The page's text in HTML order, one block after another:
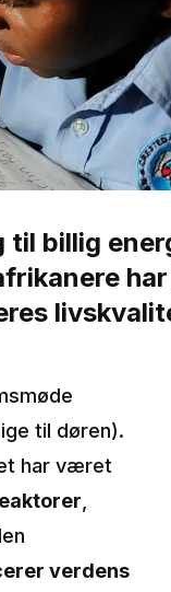
til billig
til døren).
har været
verdens